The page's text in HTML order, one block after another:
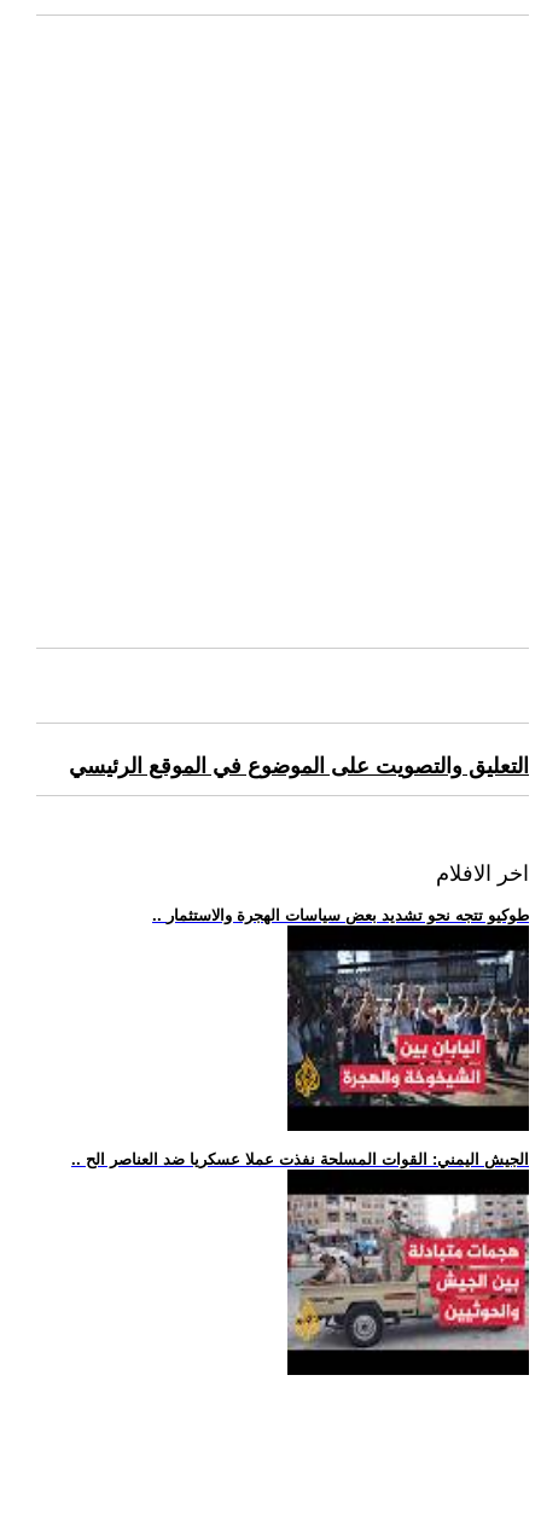
التعليق والتصويت على الموضوع في الموقع الرئيسي
اخر الافلام
.. طوكيو تتجه نحو تشديد بعض سياسات الهجرة والاستثمار
.. الجيش اليمني: القوات المسلحة نفذت عملا عسكريا ضد العناصر الح